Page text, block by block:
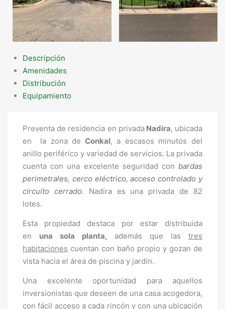
Descripción
Amenidades
Distribución
Equipamiento
Preventa de residencia en privadaNadira, ubicada
en la zona de Conkal, a escasos minutos del
anillo periférico y variedad de servicios. La privada
cuenta con una excelente seguridad con bardas
perimetrales, cerco eléctrico, acceso controlado y
circuito cerrado. Nadira es una privada de 82
lotes.
Esta propiedad destaca por estar distribuida
en una sola planta, además que las tres
habitaciones cuentan con baño propio y gozan de
vista hacia el área de piscina y jardín.
Una excelente oportunidad para aquellos
inversionistas que deseen de una casa acogedora,
con fácil acceso a cada rincón y con una ubicación